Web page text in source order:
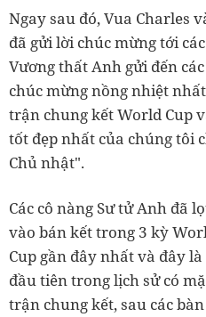
Ngay sau đó, Vua Charles
đã gửi lời chúc mừng tới
Vương thất Anh gửi đến
chúc mừng nồng nhiệt
trận chung kết World Cup
tốt đẹp nhất của chúng tôi
Chủ nhật".
Các cô nàng Sư tử Anh đã
vào bán kết trong 3 kỳ
Cup gần đây nhất và đây
đầu tiên trong lịch sử có
trận chung kết, sau các bàn